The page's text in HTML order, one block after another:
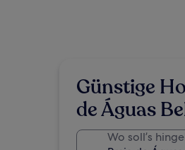
Günstige
de Águas
Wo soll’s